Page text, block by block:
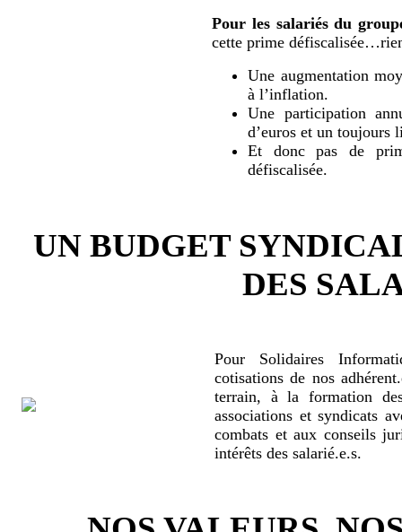
Pour les salariés du
cette prime
Une augmentation
à l’inflation.
Une participation
d’euros et un toujours
Et donc pas de
défiscalisée.
UN BUDGET
DES
Pour Solidaires
cotisations de nos
terrain, à la formation
associations et syndicats
combats et aux conseils
intérêts des salarié.e.s.